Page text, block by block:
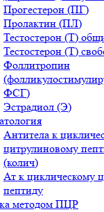
Прогестерон (ПГ)
Пролактин (ПЛ)
Тестостерон (Т)
Тестостерон (Т)
Фоллитропин
ФСГ)
Эстрадиол (Э)
Антитела к
цитрулиновому
(колич)
Ат к циклическому
пептиду
методом ПЦР